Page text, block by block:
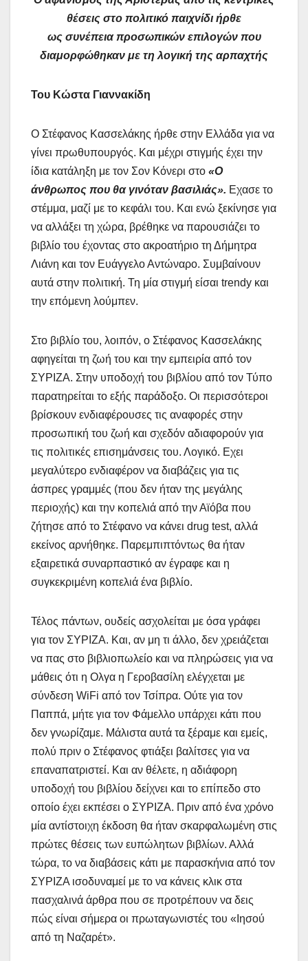
θέσεις στο πολιτικό παιχνίδι ήρθε
ως συνέπεια προσωπικών επιλογών που
διαμορφώθηκαν με τη λογική της αρπαχτής
Του Κώστα Γιαννακίδη
Ο Στέφανος Κασσελάκης ήρθε στην Ελλάδα για να
γίνει πρωθυπουργός. Και μέχρι στιγμής έχει την
ίδια κατάληξη με τον Σον Κόνερι στο «Ο
άνθρωπος που θα γινόταν βασιλιάς». Εχασε το
στέμμα, μαζί με το κεφάλι του. Και ενώ ξεκίνησε για
να αλλάξει τη χώρα, βρέθηκε να παρουσιάζει το
βιβλίο του έχοντας στο ακροατήριο τη Δήμητρα
Λιάνη και τον Ευάγγελο Αντώναρο. Συμβαίνουν
αυτά στην πολιτική. Τη μία στιγμή είσαι trendy και
την επόμενη λούμπεν.
Στο βιβλίο του, λοιπόν, ο Στέφανος Κασσελάκης
αφηγείται τη ζωή του και την εμπειρία από τον
ΣΥΡΙΖΑ. Στην υποδοχή του βιβλίου από τον Τύπο
παρατηρείται το εξής παράδοξο. Οι περισσότεροι
βρίσκουν ενδιαφέρουσες τις αναφορές στην
προσωπική του ζωή και σχεδόν αδιαφορούν για
τις πολιτικές επισημάνσεις του. Λογικό. Εχει
μεγαλύτερο ενδιαφέρον να διαβάζεις για τις
άσπρες γραμμές (που δεν ήταν της μεγάλης
περιοχής) και την κοπελιά από την Αϊόβα που
ζήτησε από το Στέφανο να κάνει drug test, αλλά
εκείνος αρνήθηκε. Παρεμπιπτόντως θα ήταν
εξαιρετικά συναρπαστικό αν έγραφε και η
συγκεκριμένη κοπελιά ένα βιβλίο.
Τέλος πάντων, ουδείς ασχολείται με όσα γράφει
για τον ΣΥΡΙΖΑ. Και, αν μη τι άλλο, δεν χρειάζεται
να πας στο βιβλιοπωλείο και να πληρώσεις για να
μάθεις ότι η Ολγα η Γεροβασίλη ελέγχεται με
σύνδεση WiFi από τον Τσίπρα. Ούτε για τον
Παππά, μήτε για τον Φάμελλο υπάρχει κάτι που
δεν γνωρίζαμε. Μάλιστα αυτά τα ξέραμε και εμείς,
πολύ πριν ο Στέφανος φτιάξει βαλίτσες για να
επαναπατριστεί. Και αν θέλετε, η αδιάφορη
υποδοχή του βιβλίου δείχνει και το επίπεδο στο
οποίο έχει εκπέσει ο ΣΥΡΙΖΑ. Πριν από ένα χρόνο
μία αντίστοιχη έκδοση θα ήταν σκαρφαλωμένη στις
πρώτες θέσεις των ευπώλητων βιβλίων. Αλλά
τώρα, το να διαβάσεις κάτι με παρασκήνια από τον
ΣΥΡΙΖΑ ισοδυναμεί με το να κάνεις κλικ στα
πασχαλινά άρθρα που σε προτρέπουν να δεις
πώς είναι σήμερα οι πρωταγωνιστές του «Ιησού
από τη Ναζαρέτ».